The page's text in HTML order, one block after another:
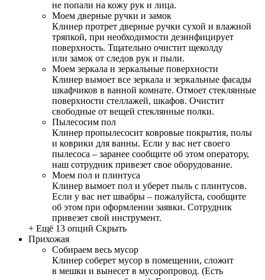
не попали на кожу рук и лица.
Моем дверные ручки и замок
Клинер протрет дверные ручки сухой и влажной
тряпкой, при необходимости дезинфицирует
поверхность. Тщательно очистит щеколду
или замок от следов рук и пыли.
Моем зеркала и зеркальные поверхности
Клинер вымоет все зеркала и зеркальные фасады
шкафчиков в ванной комнате. Отмоет стеклянные
поверхности стеллажей, шкафов. Очистит
свободные от вещей стеклянные полки.
Пылесосим пол
Клинер пропылесосит ковровые покрытия, полы
и коврики для ванны. Если у вас нет своего
пылесоса – заранее сообщите об этом оператору,
наш сотрудник привезет свое оборудование.
Моем пол и плинтуса
Клинер вымоет пол и уберет пыль с плинтусов.
Если у вас нет швабры – пожалуйста, сообщите
об этом при оформлении заявки. Сотрудник
привезет свой инструмент.
+ Ещё 13 опций Скрыть
Прихожая
Собираем весь мусор
Клинер соберет мусор в помещении, сложит
в мешки и вынесет в мусоропровод. (Есть